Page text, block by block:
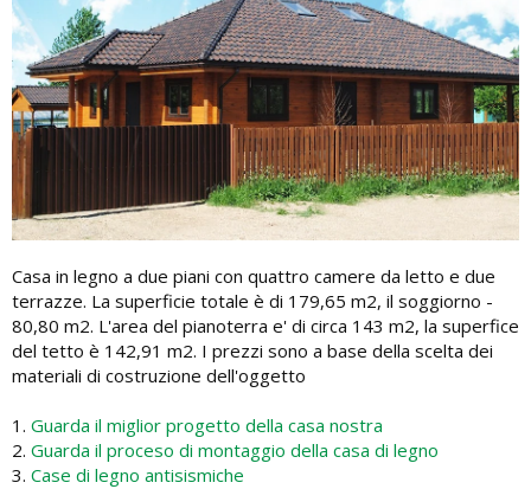
Casa in legno a due piani con quattro camere da letto e due
terrazze. La superficie totale è di 179,65 m2, il soggiorno -
80,80 m2. L'area del pianoterra e' di circa 143 m2, la superfice
del tetto è 142,91 m2. I prezzi sono a base della scelta dei
materiali di costruzione dell'oggetto
1. Guarda il miglior progetto della casa nostra
2. Guarda il proceso di montaggio della casa di legno
3. Case di legno antisismiche